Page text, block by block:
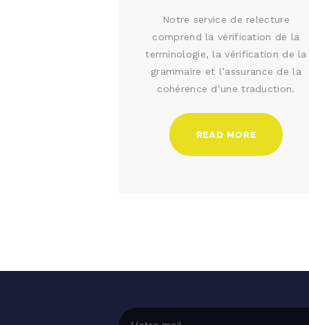
Notre service de relecture
comprend la vérification de la
terminologie, la vérification de la
grammaire et l’assurance de la
cohérence d’une traduction.
READ MORE